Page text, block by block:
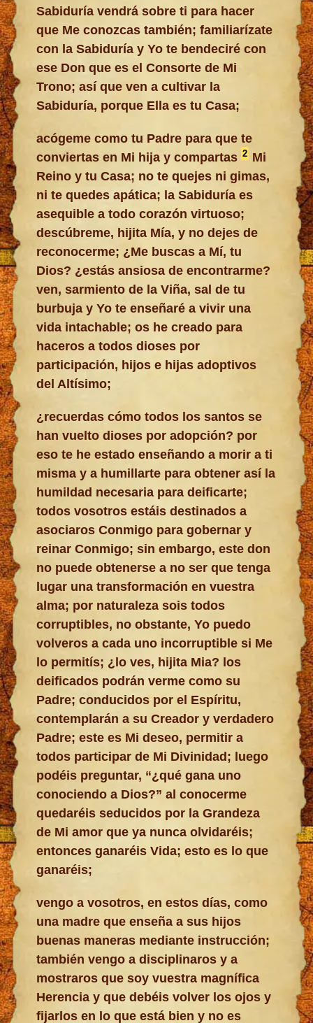
Sabiduría vendrá sobre ti para hacer
que Me conozcas también; familiarízate
con la Sabiduría y Yo te bendeciré con
ese Don que es el Consorte de Mi
Trono; así que ven a cultivar la
Sabiduría, porque Ella es tu Casa;
acógeme como tu Padre para que te
conviertas en Mi hija y compartas2 Mi
Reino y tu Casa; no te quejes ni gimas,
ni te quedes apática; la Sabiduría es
asequible a todo corazón virtuoso;
descúbreme, hijita Mía, y no dejes de
reconocerme; ¿Me buscas a Mí, tu
Dios? ¿estás ansiosa de encontrarme?
ven, sarmiento de la Viña, sal de tu
burbuja y Yo te enseñaré a vivir una
vida intachable; os he creado para
haceros a todos dioses por
participación, hijos e hijas adoptivos
del Altísimo;
¿recuerdas cómo todos los santos se
han vuelto dioses por adopción? por
eso te he estado enseñando a morir a ti
misma y a humillarte para obtener así la
humildad necesaria para deificarte;
todos vosotros estáis destinados a
asociaros Conmigo para gobernar y
reinar Conmigo; sin embargo, este don
no puede obtenerse a no ser que tenga
lugar una transformación en vuestra
alma; por naturaleza sois todos
corruptibles, no obstante, Yo puedo
volveros a cada uno incorruptible si Me
lo permitís; ¿lo ves, hijita Mia? los
deificados podrán verme como su
Padre; conducidos por el Espíritu,
contemplarán a su Creador y verdadero
Padre; este es Mi deseo, permitir a
todos participar de Mi Divinidad; luego
podéis preguntar, “¿qué gana uno
conociendo a Dios?” al conocerme
quedaréis seducidos por la Grandeza
de Mi amor que ya nunca olvidaréis;
entonces ganaréis Vida; esto es lo que
ganaréis;
vengo a vosotros, en estos días, como
una madre que enseña a sus hijos
buenas maneras mediante instrucción;
también vengo a disciplinaros y a
mostraros que soy vuestra magnífica
Herencia y que debéis volver los ojos y
fijarlos en lo que está bien y no es